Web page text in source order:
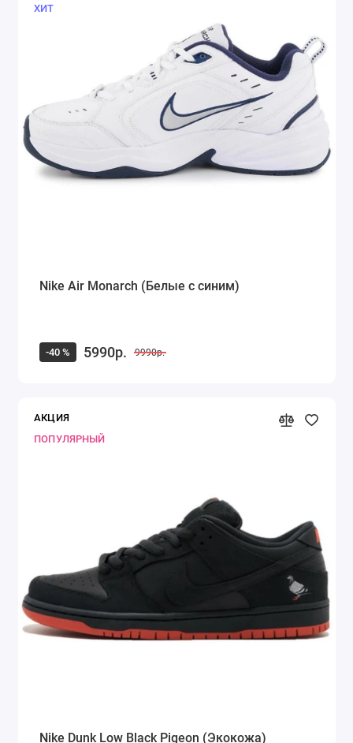
ХИТ
Nike Air Monarch (Белые с синим)
-40 % 5990р. 9990р.
АКЦИЯ
ПОПУЛЯРНЫЙ
Nike Dunk Low Black Pigeon (Экокожа)